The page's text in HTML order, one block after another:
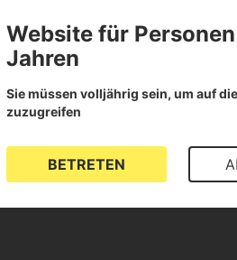
Für dieses Produkt liegen keine
Website für
Jahren
Sie müssen volljährig sein, um auf
zuzugreifen
BETRETEN